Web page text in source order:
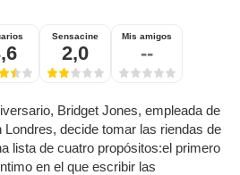
Sensacine
2,0
Mis amigos
--
Bridget Jones, empleada de
Londres, decide tomar las riendas de
lista de cuatro propósitos:el primero
en el que escribir las